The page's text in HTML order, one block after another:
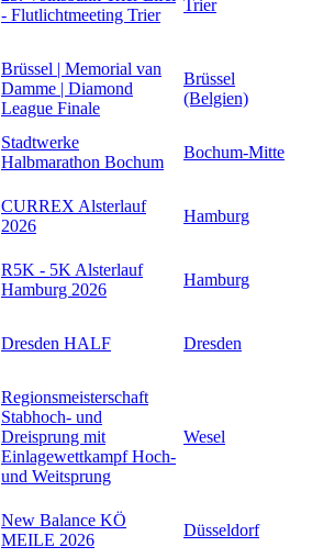
- Flutlichtmeeting Trier
Trier
Brüssel | Memorial van
Damme | Diamond
League Finale
Brüssel
(Belgien)
Stadtwerke
Halbmarathon Bochum
Bochum-Mitte
CURREX Alsterlauf
2026
Hamburg
R5K - 5K Alsterlauf
Hamburg 2026
Hamburg
Dresden HALF Dresden
Regionsmeisterschaft
Stabhoch- und
Dreisprung mit
Einlagewettkampf Hoch-
und Weitsprung
Wesel
New Balance KÖ
MEILE 2026
Düsseldorf